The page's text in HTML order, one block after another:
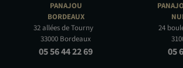
PANAJOU
BORDEAUX
32 allées de Tourny
33000 Bordeaux
05 56 44 22 69
24
05